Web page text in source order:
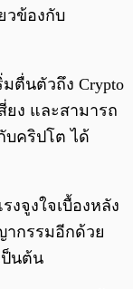
วข้องกับ
ตื่นตัวถึง Crypto
ยง และสามารถ
บคริปโต ได้
งจูงใจเบื้องหลัง
ากรรมอีกด้วย
ป็นต้น